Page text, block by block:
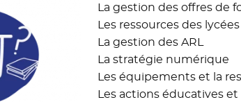
La gestion des offres de
Les ressources des lycées
La gestion des ARL
La stratégie numérique
Les équipements et la
Les actions éducatives